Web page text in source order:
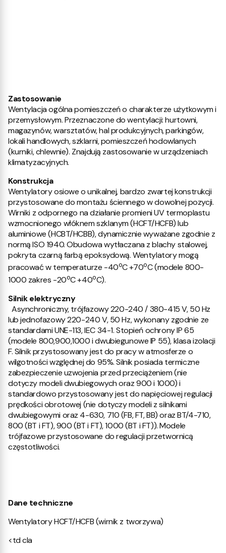
Zastosowanie
Wentylacja ogólna pomieszczeń o charakterze użytkowym i
przemysłowym. Przeznaczone do wentylacji: hurtowni,
magazynów, warsztatów, hal produkcyjnych, parkingów,
lokali handlowych, szklarni, pomieszczeń hodowlanych
(kurniki, chlewnie). Znajdują zastosowanie w urządzeniach
klimatyzacyjnych.
Konstrukcja
Wentylatory osiowe o unikalnej, bardzo zwartej konstrukcji
przystosowane do montażu ściennego w dowolnej pozycji.
Wirniki z odpornego na działanie promieni UV termoplastu
wzmocnionego włóknem szklanym (HCFT/HCFB) lub
aluminiowe (HCBT/HCBB), dynamicznie wyważane zgodnie z
normą ISO 1940. Obudowa wytłaczana z blachy stalowej,
pokryta czarną farbą epoksydową. Wentylatory mogą
pracować w temperaturze -40oC +70oC (modele 800-
1000 zakres -20oC +40oC).
Silnik elektryczny
Asynchroniczny, trójfazowy 220-240 / 380-415 V, 50 Hz
lub jednofazowy 220-240 V, 50 Hz, wykonany zgodnie ze
standardami UNE-113, IEC 34-1. Stopień ochrony IP 65
(modele 800,900,1000 i dwubiegunowe IP 55), klasa izolacji
F. Silnik przystosowany jest do pracy w atmosferze o
wilgotności względnej do 95%. Silnik posiada termiczne
zabezpieczenie uzwojenia przed przeciążeniem (nie
dotyczy modeli dwubiegowych oraz 900 i 1000) i
standardowo przystosowany jest do napięciowej regulacji
prędkości obrotowej (nie dotyczy modeli z silnikami
dwubiegowymi oraz 4-630, 710 (FB, FT, BB) oraz BT/4-710,
800 (BT i FT), 900 (BT i FT), 1000 (BT i FT)). Modele
trójfazowe przystosowane do regulacji przetwornicą
częstotliwości.
Dane techniczne
Wentylatory HCFT/HCFB (wirnik z tworzywa)
<td cla